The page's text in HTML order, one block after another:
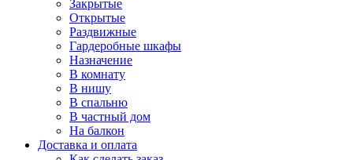
Закрытые
Открытые
Раздвижные
Гардеробные шкафы
Назначение
В комнату
В нишу
В спальню
В частный дом
На балкон
Доставка и оплата